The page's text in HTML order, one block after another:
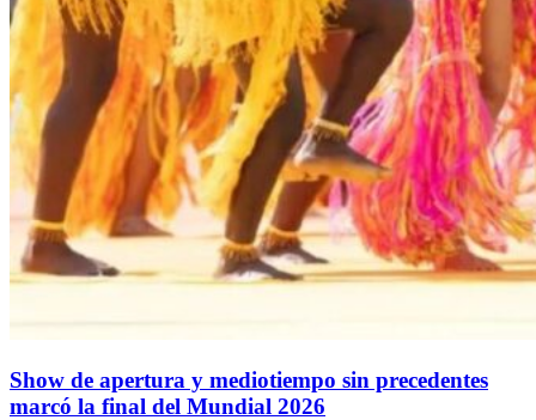
Show de apertura y mediotiempo sin precedentes
marcó la final del Mundial 2026